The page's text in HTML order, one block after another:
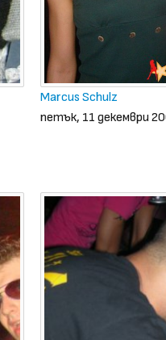
Marcus Schulz
петък, 11 декември